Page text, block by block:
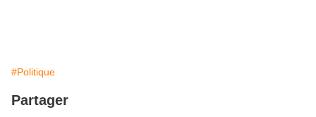
#Politique
Partager